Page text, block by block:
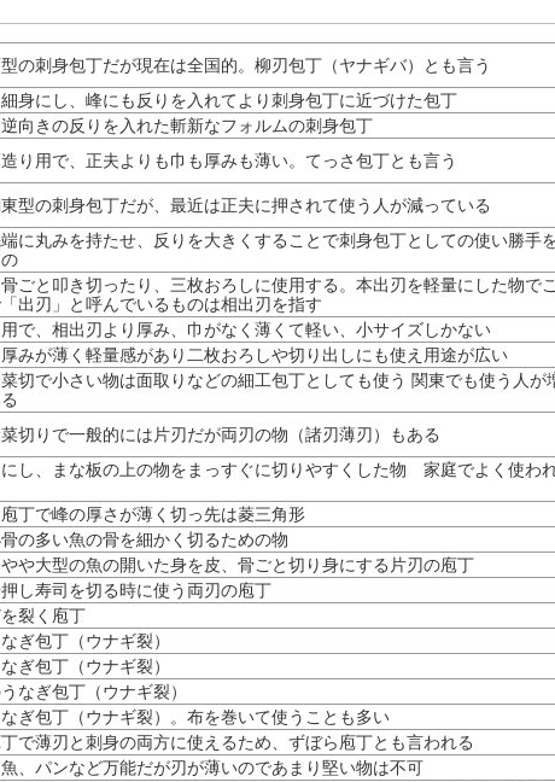
の刺身包丁だが現在は全国的。柳刃包丁（ヤナギバ）とも言う
身にし、峰にも反りを入れてより刺身包丁に近づけた包丁
向きの反りを入れた斬新なフォルムの刺身包丁
り用で、正夫よりも巾も厚みも薄い。てっさ包丁とも言う
型の刺身包丁だが、最近は正夫に押されて使う人が減っている
に丸みを持たせ、反りを大きくすることで刺身包丁としての使い勝手
ごと叩き切ったり、三枚おろしに使用する。本出刃を軽量にした物で
出刃」と呼んでいるものは相出刃を指す
で、相出刃より厚み、巾がなく薄くて軽い、小サイズしかない
みが薄く軽量感があり二枚おろしや切り出しにも使え用途が広い
切で小さい物は面取りなどの細工包丁としても使う 関東でも使う人が
切りで一般的には片刃だが両刃の物（諸刃薄刃）もある
し、まな板の上の物をまっすぐに切りやすくした物 家庭でよく使わ
丁で峰の厚さが薄く切っ先は菱三角形
の多い魚の骨を細かく切るための物
や大型の魚の開いた身を皮、骨ごと切り身にする片刃の庖丁
し寿司を切る時に使う両刃の庖丁
裂く庖丁
ぎ包丁（ウナギ裂）
ぎ包丁（ウナギ裂）
なぎ包丁（ウナギ裂）
ぎ包丁（ウナギ裂）。布を巻いて使うことも多い
で薄刃と刺身の両方に使えるため、ずぼら庖丁とも言われる
、パンなど万能だが刃が薄いのであまり堅い物は不可